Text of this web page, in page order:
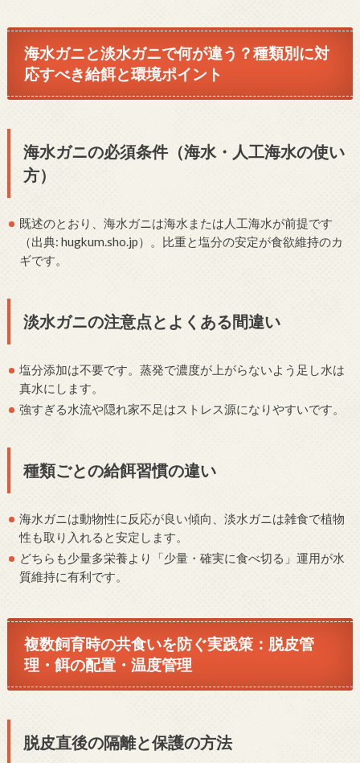
海水ガニと淡水ガニで何が違う？種類別に対
応すべき給餌と環境ポイント
海水ガニの必須条件（海水・人工海水の使い
方）
既述のとおり、海水ガニは海水または人工海水が前提です
（出典: hugkum.sho.jp）。比重と塩分の安定が食欲維持のカ
ギです。
淡水ガニの注意点とよくある間違い
塩分添加は不要です。蒸発で濃度が上がらないよう足し水は
真水にします。
強すぎる水流や隠れ家不足はストレス源になりやすいです。
種類ごとの給餌習慣の違い
海水ガニは動物性に反応が良い傾向、淡水ガニは雑食で植物
性も取り入れると安定します。
どちらも少量多栄養より「少量・確実に食べ切る」運用が水
質維持に有利です。
複数飼育時の共食いを防ぐ実践策：脱皮管
理・餌の配置・温度管理
脱皮直後の隔離と保護の方法